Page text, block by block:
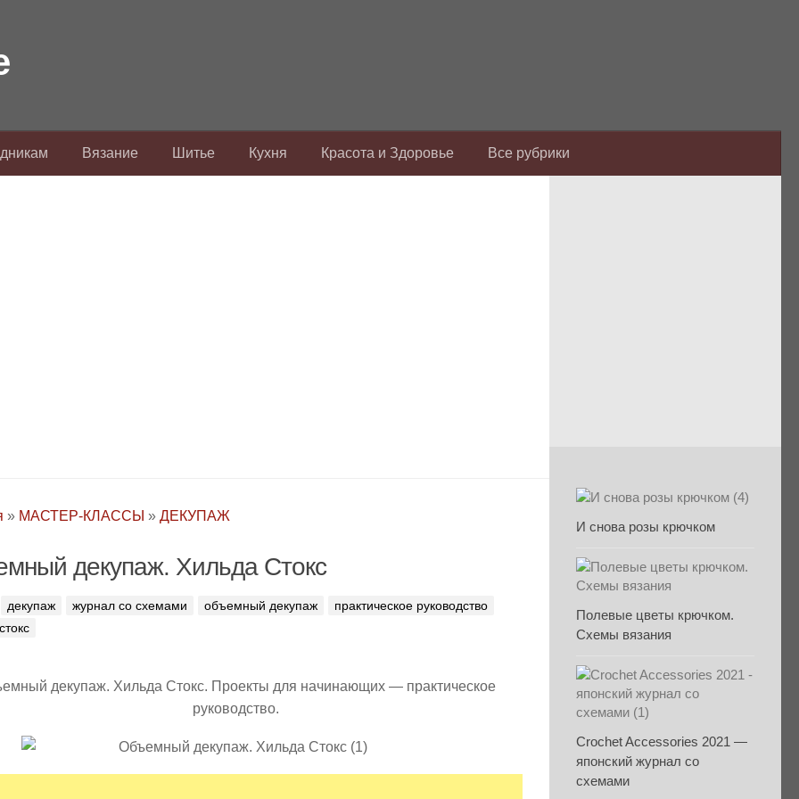
Вязание Шитье Кухня Красота и Здоровье Все рубрики
» МАСТЕР-КЛАССЫ » ДЕКУПАЖ
декупаж. Хильда Стокс
декупаж журнал со схемами объемный декупаж
практическое руководство
декупаж. Хильда Стокс. Проекты для начинающих — практическое
руководство.
И снова розы крючком
Полевые цветы крючком.
Схемы вязания
Crochet Accessories 2021 —
японский журнал со
схемами